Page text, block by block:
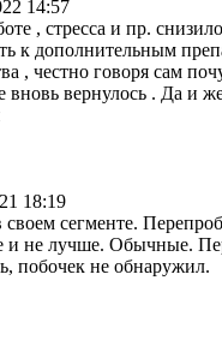
14:57
, стресса и пр.
к дополнительным
, честно говоря сам
вновь вернулось . Да и
18:19
сегменте.
и не лучше. Обычные.
побочек не обнаружил.